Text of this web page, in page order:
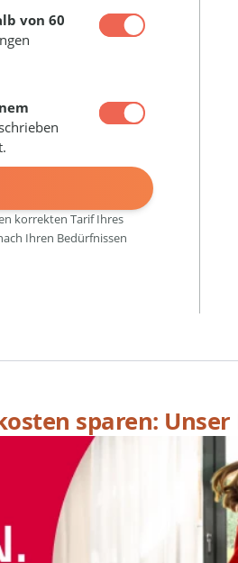
von 60
korrekten Tarif Ihres
Ihren Bedürfnissen
sparen: